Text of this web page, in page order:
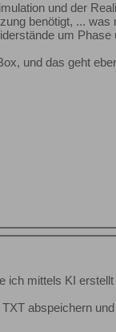
und der
benötigt, ...
um
und das geht
ich mittels KI
abspeichern